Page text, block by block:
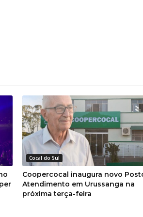
Cocal do Sul
Coopercocal inaugura novo
Atendimento em Urussanga na
próxima terça-feira